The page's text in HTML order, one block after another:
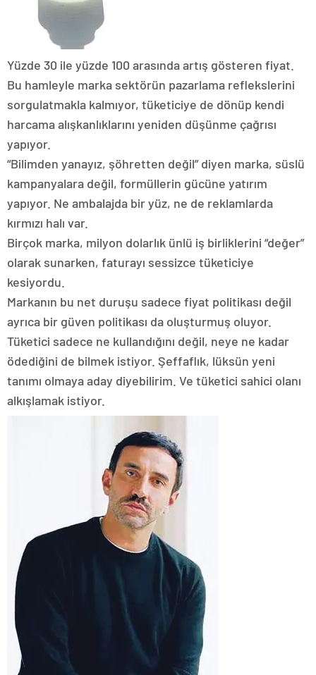
Yüzde 30 ile yüzde 100 arasında artış gösteren fiyat.
Bu hamleyle marka sektörün pazarlama reflekslerini
sorgulatmakla kalmıyor, tüketiciye de dönüp kendi
harcama alışkanlıklarını yeniden düşünme çağrısı
yapıyor.
“Bilimden yanayız, şöhretten değil” diyen marka, süslü
kampanyalara değil, formüllerin gücüne yatırım
yapıyor. Ne ambalajda bir yüz, ne de reklamlarda
kırmızı halı var.
Birçok marka, milyon dolarlık ünlü iş birliklerini “değer”
olarak sunarken, faturayı sessizce tüketiciye
kesiyordu.
Markanın bu net duruşu sadece fiyat politikası değil
ayrıca bir güven politikası da oluşturmuş oluyor.
Tüketici sadece ne kullandığını değil, neye ne kadar
ödediğini de bilmek istiyor. Şeffaflık, lüksün yeni
tanımı olmaya aday diyebilirim. Ve tüketici sahici olanı
alkışlamak istiyor.